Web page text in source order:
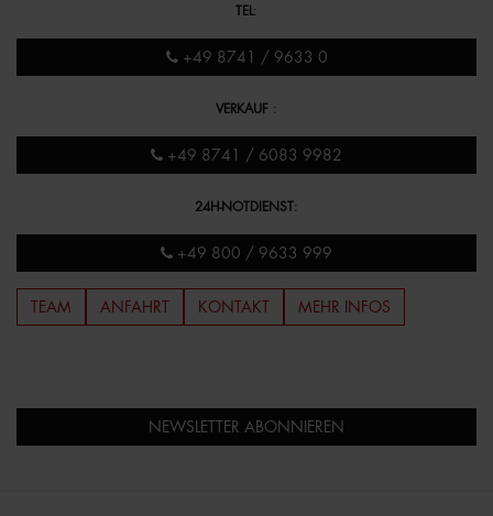
TEL :
+49 8741 / 9633 0
VERKAUF :
+49 8741 / 6083 9982
24H-NOTDIENST:
+49 800 / 9633 999
TEAM ANFAHRT KONTAKT MEHR INFOS
NEWSLETTER ABONNIEREN